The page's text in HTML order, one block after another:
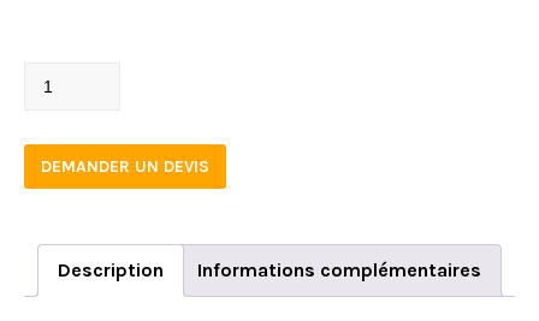
PJ1752/5
DEMANDER UN DEVIS
Description Informations complémentaires